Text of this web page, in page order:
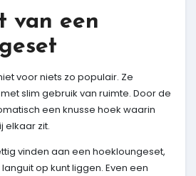
van een
voor niets zo populair. Ze
slim gebruik van ruimte. Door de
een knusse hoek waarin
elkaar zit.
vinden aan een hoekloungeset,
op kunt liggen. Even een